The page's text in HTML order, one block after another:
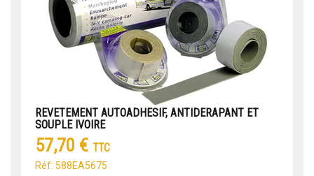
REVETEMENT AUTOADHESIF, ANTIDERAPANT ET
SOUPLE IVOIRE
57,70 € TTC
Réf: 588EA5675